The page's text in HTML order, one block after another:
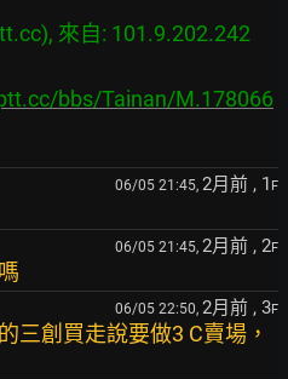
來自: 101.9.202.242
bbs/Tainan/M.178066
06/05 21:45, 2月前 , 1 F
06/05 21:45, 2月前 , 2F
06/05 22:50, 2月前 , 3F
三創買走說要做3 C賣場，